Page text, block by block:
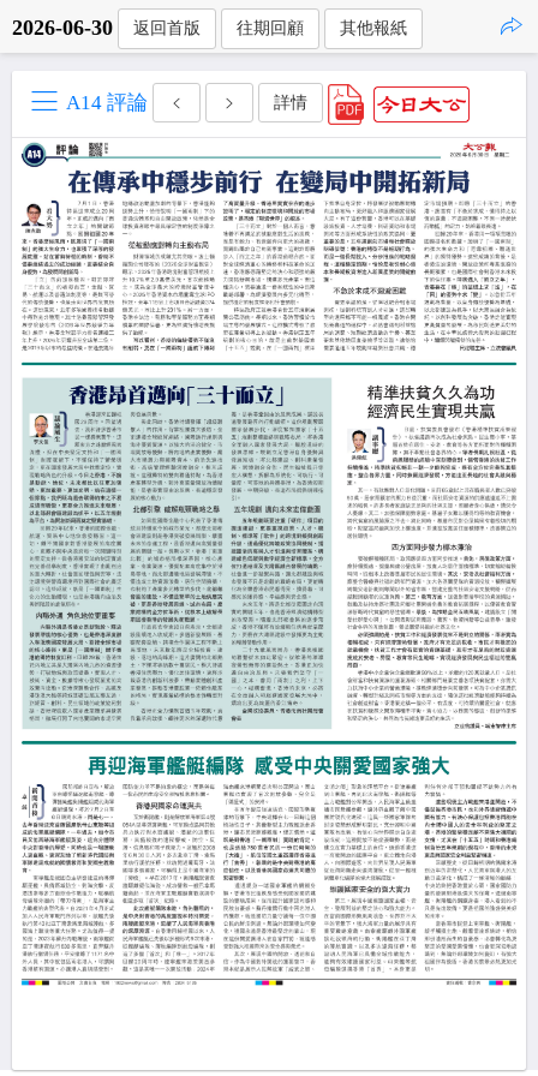
2026-06-30 返回首版 往期回顧 其他報紙
A14 評論 詳情